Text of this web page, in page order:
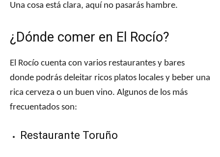
Una cosa está clara, aquí no pasarás hambre.
¿Dónde comer en El Rocío?
El Rocío cuenta con varios restaurantes y bares
donde podrás deleitar ricos platos locales y beber una
rica cerveza o un buen vino. Algunos de los más
frecuentados son:
Restaurante Toruño